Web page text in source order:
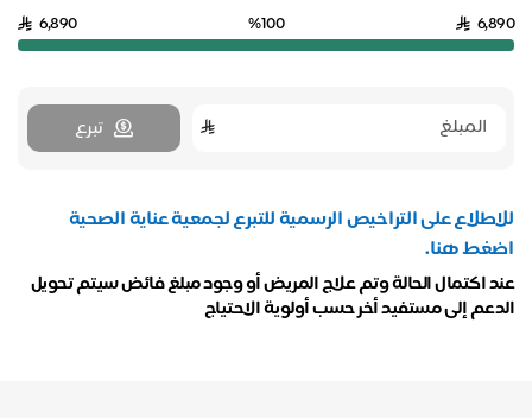
6,890
%100
6,890
تبرع
للاطلاع على التراخيص الرسمية للتبرع لجمعية عناية الصحية
اضغط هنا.
عند اكتمال الحالة وتم علاج المريض أو وجود مبلغ فائض سيتم تحويل
الدعم إلى مستفيد أخر حسب أولوية الاحتياج